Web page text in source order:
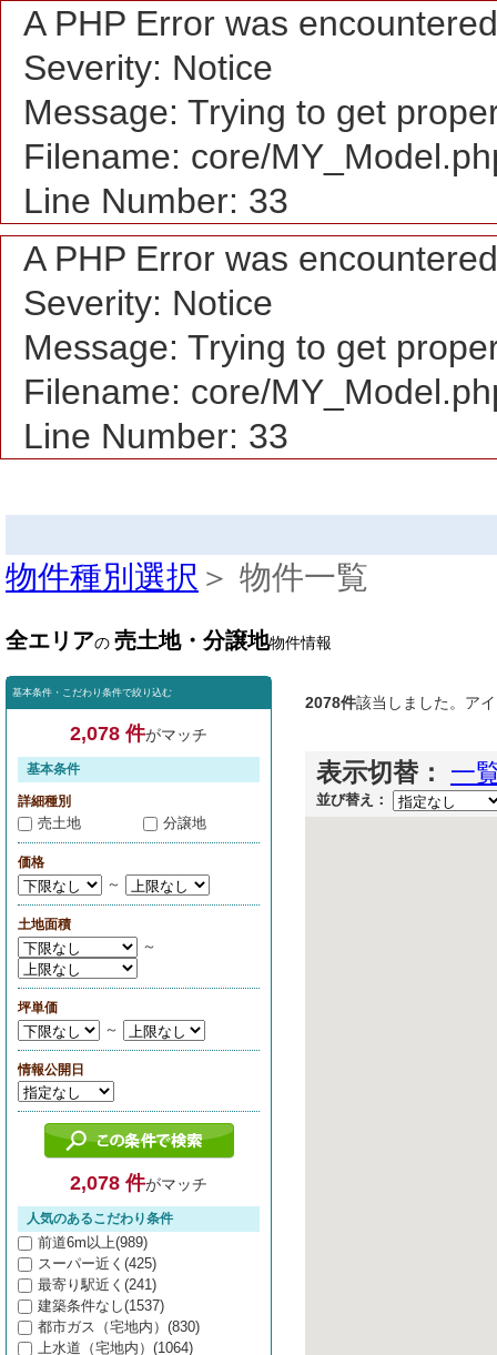
A PHP Error was encountered
Severity: Notice
Message: Trying to get
Filename: core/
Line Number: 33
A PHP Error was encountered
Severity: Notice
Message: Trying to get
Filename: core/
Line Number: 33
物件種別選択 ＞ 物件一覧
全エリアの 売土地・分譲地物件情報
2078件該当しました。ア
表示切替： 一
並び替え：
基本条件・こだわり条件で絞り込む
2,078 件がマッチ
基本条件
詳細種別
売土地 分譲地
価格
～
土地面積
～
坪単価
～
情報公開日
2,078 件がマッチ
人気のあるこだわり条件
前道6m以上(989)
スーパー近く(425)
最寄り駅近く(241)
建築条件なし(1537)
都市ガス（宅地内）(830)
上水道（宅地内）(1064)